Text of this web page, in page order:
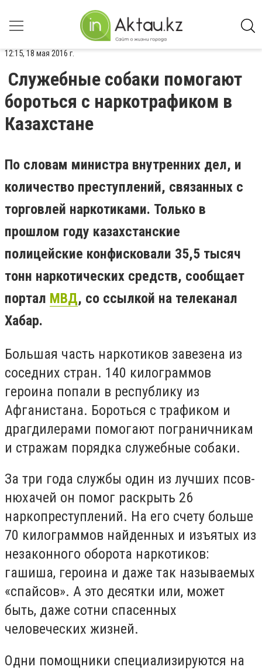
12:15, 18 мая 2016 г.
Служебные собаки помогают
бороться с наркотрафиком в
Казахстане
По словам министра внутренних дел, и
количество преступлений, связанных с
торговлей наркотиками. Только в
прошлом году казахстанские
полицейские конфисковали 35,5 тысяч
тонн наркотических средств, сообщает
портал МВД, со ссылкой на телеканал
Хабар.
Большая часть наркотиков завезена из
соседних стран. 140 килограммов
героина попали в республику из
Афганистана. Бороться с трафиком и
драгдилерами помогают пограничникам
и стражам порядка служебные собаки.
За три года службы один из лучших псов-
нюхачей он помог раскрыть 26
наркопреступлений. На его счету больше
70 килограммов найденных и изъятых из
незаконного оборота наркотиков:
гашиша, героина и даже так называемых
«спайсов». А это десятки или, может
быть, даже сотни спасенных
человеческих жизней.
Одни помощники специализируются на